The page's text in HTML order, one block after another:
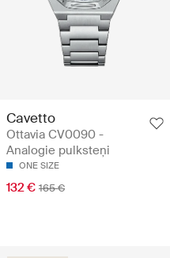
Cavetto
Ottavia CV0090 -
Analogie pulksteņi
ONE SIZE
132 € 165 €